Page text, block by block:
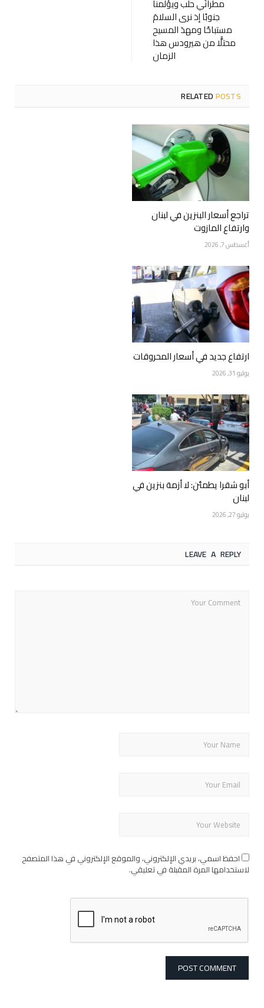
مطرانَي حلب ويؤلمنا
جنوبًا إذ نرى السلامَ
مستباحًا ومهدَ المسيح
محتلًّا من هيرودس هذا
الزمان
RELATEDPOSTS
تراجع أسعار البنزين في لبنان
وارتفاع المازوت
أغسطس 7, 2026
ارتفاع جديد في أسعار المحروقات
يوليو 31, 2026
أبو شقرا يطمئن: لا أزمة بنزين في
لبنان
يوليو 27, 2026
LEAVE A REPLY
احفظ اسمي، بريدي الإلكتروني، والموقع الإلكتروني في هذا المتصفح
لاستخدامها المرة المقبلة في تعليقي.